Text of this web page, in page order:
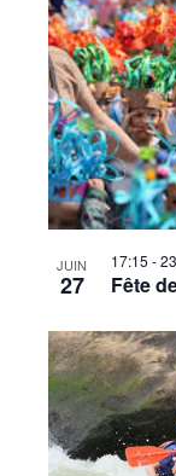
JUIN
27
17:15 -
Fête